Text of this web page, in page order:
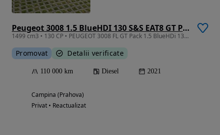
Peugeot 3008 1.5 BlueHDI 130 S&S EAT8 GT Pack
1499 cm3 • 130 CP • PEUGEOT 3008 FL GT Pack 1.5 BlueHDi 130 CP EAT8 - Unic proprietar
Promovat Detalii verificate
110 000 km Diesel 2021
Campina (Prahova)
Privat • Reactualizat